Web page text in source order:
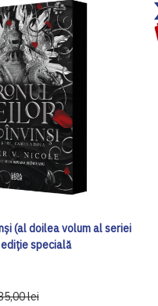
(al doilea volum al seriei
specială
lei